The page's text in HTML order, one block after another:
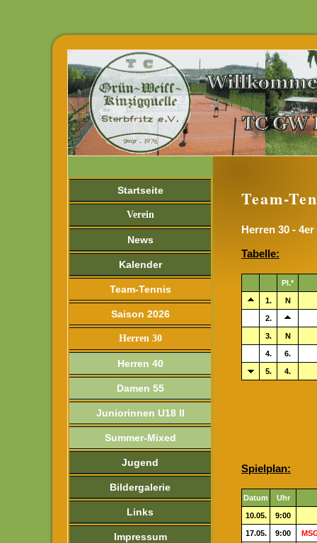
Startseite
Verein
News
Kalender
Team-Tennis
Saison 2026
Herren 30
Herren 40
Damen 55
Juniorinnen U18 II
Summer-Mixed
Jugend
Bildergalerie
Links
Impressum
Team-
Herren 30 -
Tabelle:
Pl.*
1. N
2.
3. N
4. 6.
5. 4.
Spielplan:
Datum Uhr
10.05. 9:00
17.05. 9:00